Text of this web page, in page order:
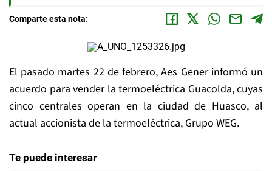
Comparte esta nota:
El pasado martes 22 de febrero, Aes Gener informó un
acuerdo para vender la termoeléctrica Guacolda, cuyas
cinco centrales operan en la ciudad de Huasco, al
actual accionista de la termoeléctrica, Grupo WEG.
Te puede interesar